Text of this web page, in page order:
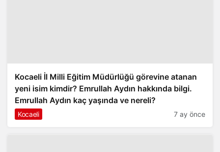
Kocaeli İl Milli Eğitim Müdürlüğü görevine atanan
yeni isim kimdir? Emrullah Aydın hakkında bilgi.
Emrullah Aydın kaç yaşında ve nereli?
Kocaeli 7 ay önce